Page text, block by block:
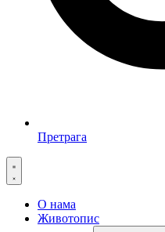
Претрага
О нама
Животопис